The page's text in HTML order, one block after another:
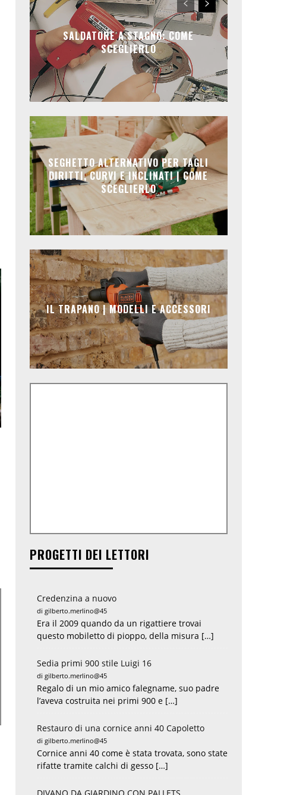
SALDATORE A STAGNO: COME
SCEGLIERLO
SEGHETTO ALTERNATIVO PER TAGLI
DIRITTI, CURVI E INCLINATI | COME
SCEGLIERLO
IL TRAPANO | MODELLI E ACCESSORI
PROGETTI DEI LETTORI
Credenzina a nuovo
di gilberto.merlino@45
Era il 2009 quando da un rigattiere trovai
questo mobiletto di pioppo, della misura […]
Sedia primi 900 stile Luigi 16
di gilberto.merlino@45
Regalo di un mio amico falegname, suo padre
l’aveva costruita nei primi 900 e […]
Restauro di una cornice anni 40 Capoletto
di gilberto.merlino@45
Cornice anni 40 come è stata trovata, sono state
rifatte tramite calchi di gesso […]